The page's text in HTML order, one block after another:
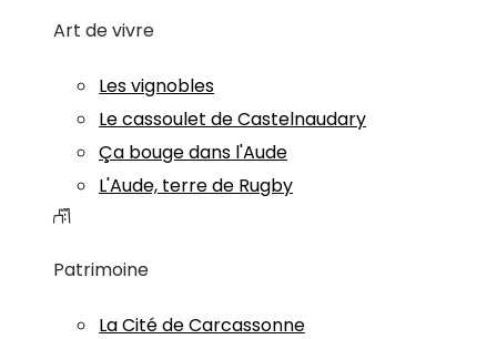
Art de vivre
Les vignobles
Le cassoulet de Castelnaudary
Ça bouge dans l'Aude
L'Aude, terre de Rugby
Patrimoine
La Cité de Carcassonne